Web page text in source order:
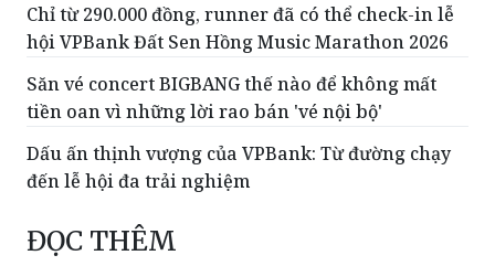
Chỉ từ 290.000 đồng, runner đã có thể check-in lễ
hội VPBank Đất Sen Hồng Music Marathon 2026
Săn vé concert BIGBANG thế nào để không mất
tiền oan vì những lời rao bán 'vé nội bộ'
Dấu ấn thịnh vượng của VPBank: Từ đường chạy
đến lễ hội đa trải nghiệm
ĐỌC THÊM